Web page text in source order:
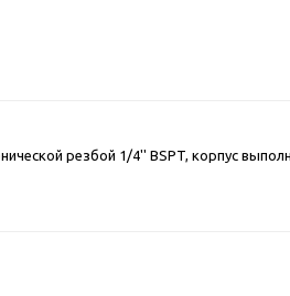
резбой 1/4'' BSPT, корпус